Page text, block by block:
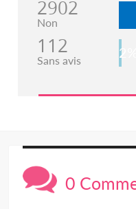
2902
Non
112
Sans avis 2%
0